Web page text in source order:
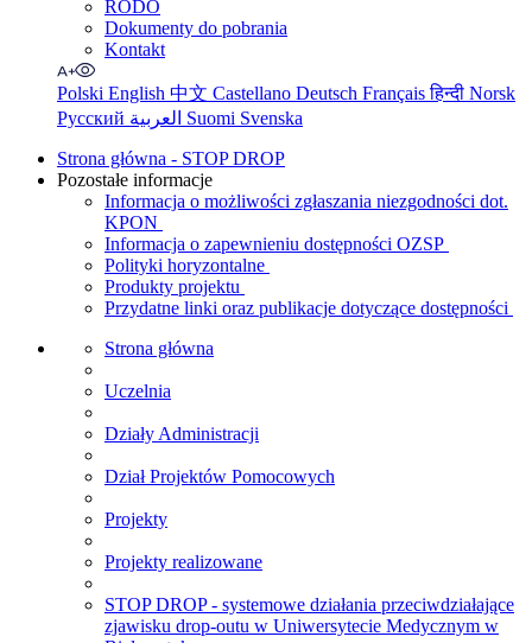
RODO
Dokumenty do pobrania
Kontakt
Polski English 中文 Castellano Deutsch Françaisहिन्दी Norsk
Русский
Suomi Svenska
Strona główna - STOP DROP
Pozostałe informacje
Informacja o możliwości zgłaszania niezgodności dot.
KPON
Informacja o zapewnieniu dostępności OZSP
Polityki horyzontalne
Produkty projektu
Przydatne linki oraz publikacje dotyczące dostępności
Strona główna
Uczelnia
Działy Administracji
Dział Projektów Pomocowych
Projekty
Projekty realizowane
STOP DROP - systemowe działania przeciwdziałające
zjawisku drop-outu w Uniwersytecie Medycznym w